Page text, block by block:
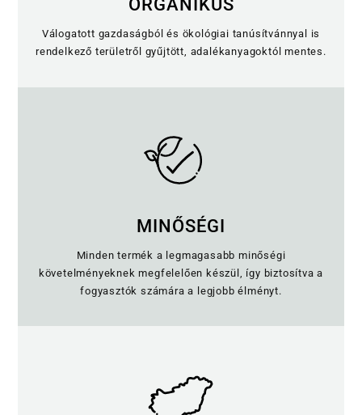
ORGANIKUS
Válogatott gazdaságból és ökológiai tanúsítvánnyal is
rendelkező területről gyűjtött, adalékanyagoktól mentes.
MINŐSÉGI
Minden termék a legmagasabb minőségi
követelményeknek megfelelően készül, így biztosítva a
fogyasztók számára a legjobb élményt.